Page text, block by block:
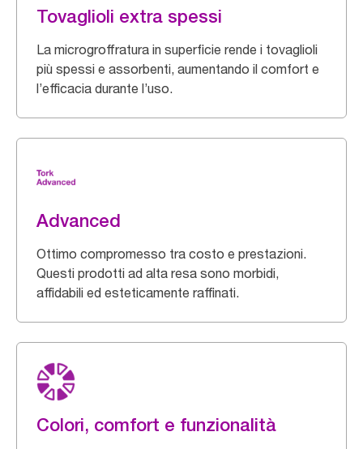
Tovaglioli extra spessi
La microgroffratura in superficie rende i tovaglioli
più spessi e assorbenti, aumentando il comfort e
l’efficacia durante l’uso.
Advanced
Ottimo compromesso tra costo e prestazioni.
Questi prodotti ad alta resa sono morbidi,
affidabili ed esteticamente raffinati.
Colori, comfort e funzionalità